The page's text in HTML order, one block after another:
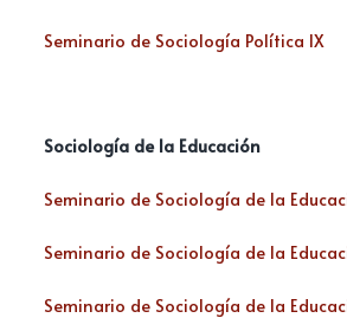
Seminario de Sociología Política IX
Sociología de la Educación
Seminario de Sociología de la
Seminario de Sociología de la
Seminario de Sociología de la